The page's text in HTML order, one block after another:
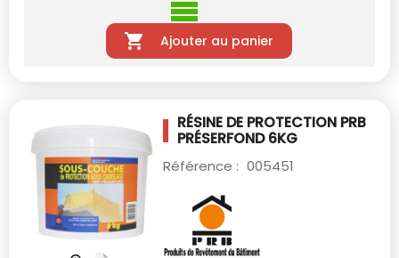
Ajouter au panier
RÉSINE DE PROTECTION PRB
PRÉSERFOND 6KG
Référence : 005451